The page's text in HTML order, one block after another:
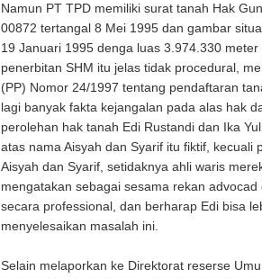
Namun PT TPD memiliki surat tanah Hak
00872 tertangal 8 Mei 1995 dan gambar
19 Januari 1995 denga luas 3.974.330
penerbitan SHM itu jelas tidak procedural,
(PP) Nomor 24/1997 tentang pendaftaran
lagi banyak fakta kejangalan pada alas hak
perolehan hak tanah Edi Rustandi dan Ika
atas nama Aisyah dan Syarif itu fiktif, kecuali
Aisyah dan Syarif, setidaknya ahli waris
mengatakan sebagai sesama rekan
secara professional, dan berharap Edi bisa
menyelesaikan masalah ini.
Selain melaporkan ke Direktorat reserse